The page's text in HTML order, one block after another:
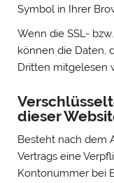
Symbol in Ihrer
Wenn die SSL-
können die Daten,
Dritten mitgelesen
dieser
Besteht nach dem
Vertrags eine
Kontonummer bei